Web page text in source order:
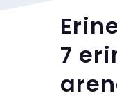
7